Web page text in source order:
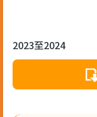
2023至2024